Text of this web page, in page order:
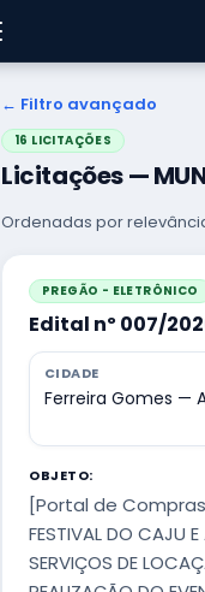
← Filtro avançado
16 LICITAÇÕES
Licitações —
Ordenadas por
PREGÃO - ELETRÔNICO
Edital nº 007/
CIDADE
Ferreira Gomes —
OBJETO:
[Portal de Compras
FESTIVAL DO CAJU
SERVIÇOS DE